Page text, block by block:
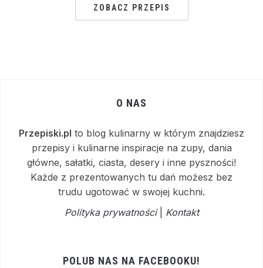
ZOBACZ PRZEPIS
O NAS
Przepiski.pl to blog kulinarny w którym znajdziesz
przepisy i kulinarne inspiracje na zupy, dania
główne, sałatki, ciasta, desery i inne pyszności!
Każde z prezentowanych tu dań możesz bez
trudu ugotować w swojej kuchni.
Polityka prywatności| Kontakt
POLUB NAS NA FACEBOOKU!